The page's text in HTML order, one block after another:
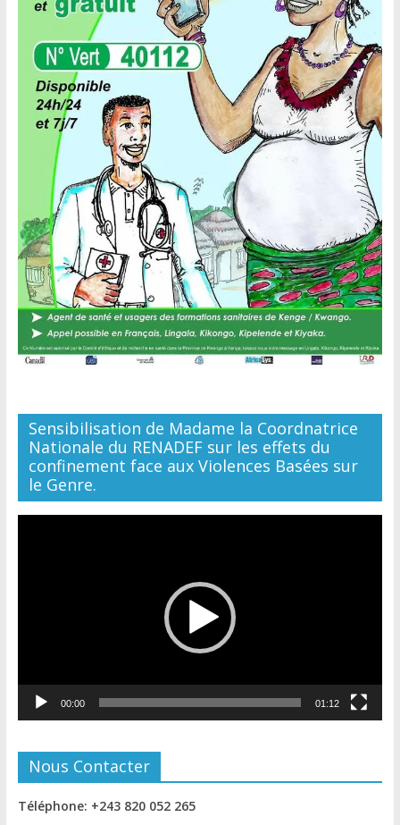
Sensibilisation de Madame la Coordnatrice
Nationale du RENADEF sur les effets du
confinement face aux Violences Basées sur
le Genre.
00:00 01:12
Nous Contacter
Téléphone: +243 820 052 265